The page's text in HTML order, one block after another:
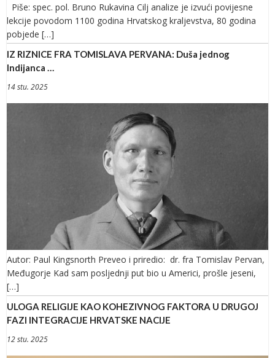
Piše: spec. pol. Bruno Rukavina Cilj analize je izvući povijesne
lekcije povodom 1100 godina Hrvatskog kraljevstva, 80 godina
pobjede […]
IZ RIZNICE FRA TOMISLAVA PERVANA: Duša jednog
Indijanca …
14 stu. 2025
Autor: Paul Kingsnorth Preveo i priredio: dr. fra Tomislav Pervan,
Međugorje Kad sam posljednji put bio u Americi, prošle jeseni,
[…]
ULOGA RELIGIJE KAO KOHEZIVNOG FAKTORA U DRUGOJ
FAZI INTEGRACIJE HRVATSKE NACIJE
12 stu. 2025